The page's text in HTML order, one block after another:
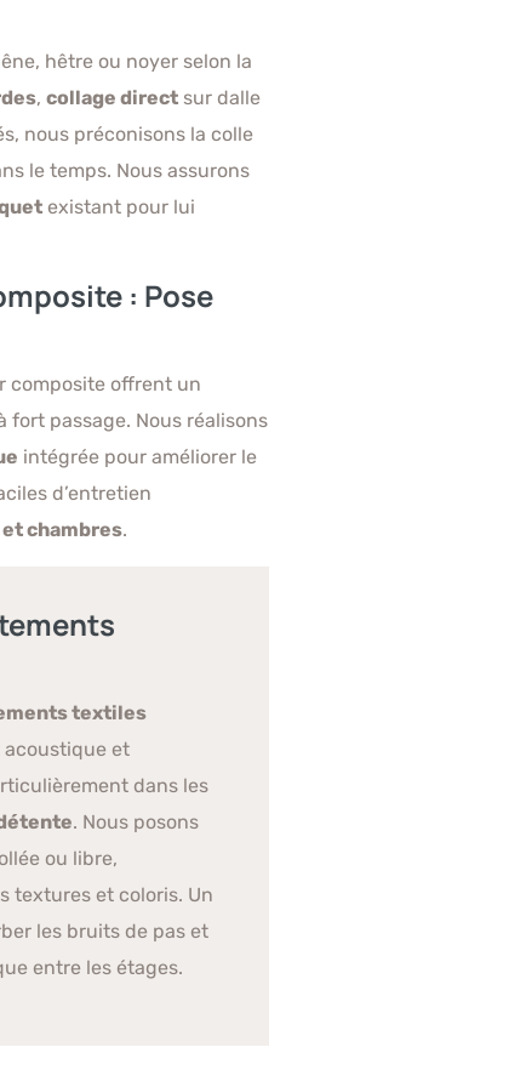
hêtre ou noyer selon la
,collage direct sur dalle
nous préconisons la colle
le temps. Nous assurons
existant pour lui
: Pose
composite offrent un
passage. Nous réalisons
intégrée pour améliorer le
d’entretien
chambres.
textiles
et
dans les
. Nous posons
ou libre,
textures et coloris. Un
les bruits de pas et
entre les étages.